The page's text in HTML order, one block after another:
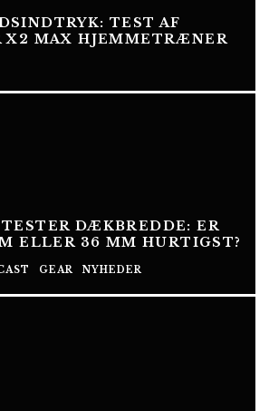
TEST AF
X2 MAX HJEMMETRÆNER
DÆKBREDDE: ER
ELLER 36 MM HURTIGST?
GEAR NYHEDER